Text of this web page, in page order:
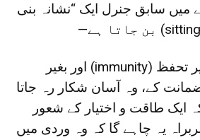
میں سابق جنرل ایک “نشانہ بنی
یعنی بغیر کمان، بغیر تحفظ (immunity) اور بغیر
کے، وہ آسان شکار رہ جاتا
ایک طاقت و اختیار کے شعور
یہ چاہے گا کہ وہ وردی میں